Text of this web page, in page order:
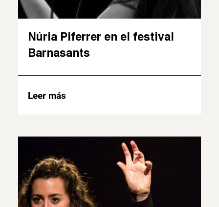
Núria Piferrer en el festival
Barnasants
Leer más